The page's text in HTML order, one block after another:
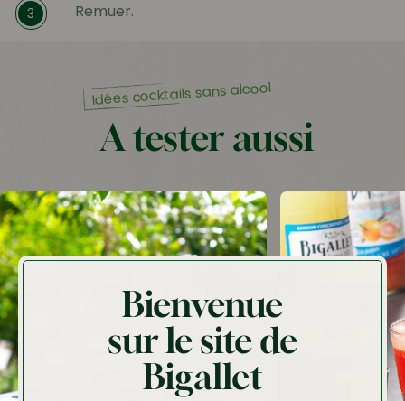
Bienvenue
sur le site de
Bigallet
3 Remuer.
Idées cocktails sans alcool
A tester aussi